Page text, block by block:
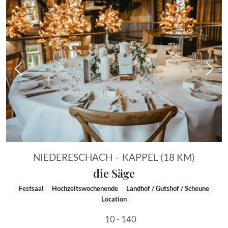
Vorheriges Bild
NIEDERESCHACH – KAPPEL (18 KM)
die Säge
Festsaal Hochzeitswochenende
Landhof / Gutshof / Scheune
Location
10 - 140